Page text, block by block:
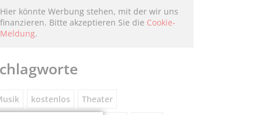
Hier könnte Werbung stehen, mit der wir uns
finanzieren. Bitte akzeptieren Sie die Cookie-
Meldung.
kostenlos Theater